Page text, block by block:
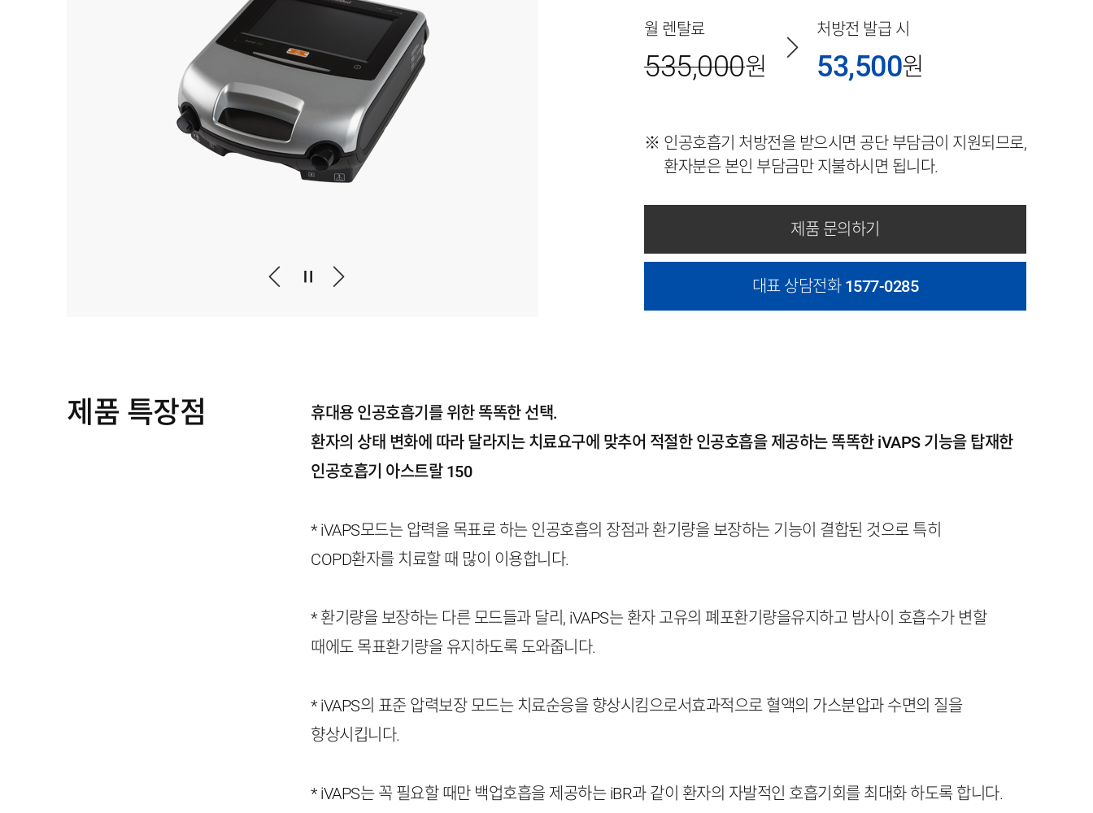
월 렌탈료
535,000원
처방전 발급 시
53,500원
※ 인공호흡기 처방전을 받으시면 공단 부담금이 지원되므로,
환자분은 본인 부담금만 지불하시면 됩니다.
제품 문의하기
대표 상담전화 1577-0285
제품 특장점
휴대용 인공호흡기를 위한 똑똑한 선택.
환자의 상태 변화에 따라 달라지는 치료요구에 맞추어 적절한 인공호흡을 제공하는 똑똑한 iVAPS 기능을 탑재한
인공호흡기 아스트랄 150
* iVAPS모드는 압력을 목표로 하는 인공호흡의 장점과 환기량을 보장하는 기능이 결합된 것으로 특히
COPD환자를 치료할 때 많이 이용합니다.
* 환기량을 보장하는 다른 모드들과 달리, iVAPS는 환자 고유의 폐포환기량을유지하고 밤사이 호흡수가 변할
때에도 목표환기량을 유지하도록 도와줍니다.
* iVAPS의 표준 압력보장 모드는 치료순응을 향상시킴으로서효과적으로 혈액의 가스분압과 수면의 질을
향상시킵니다.
* iVAPS는 꼭 필요할 때만 백업호흡을 제공하는 iBR과 같이 환자의 자발적인 호흡기회를 최대화 하도록 합니다.